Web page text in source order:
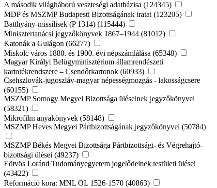
A második világháború veszteségi adatbázisa (124345)
MDP és MSZMP Budapesti Bizottságának iratai (123205)
Batthyány-missilisek (P 1314) (115444)
Minisztertanácsi jegyzőkönyvek 1867–1944 (81012)
Katonák a Gulágon (66277)
Miskolc város 1880. és 1900. évi népszámlálása (65348)
Magyar Királyi Belügyminisztérium államrendészeti
kartotékrendszere – Csendőrkartonok (60933)
Csehszlovák-jugoszláv-magyar népességmozgás - lakosságcsere
(60155)
MSZMP Somogy Megyei Bizottsága üléseinek jegyzőkönyvei
(58321)
Mikrofilm anyakönyvek (58148)
MSZMP Heves Megyei Pártbizottságának jegyzőkönyvei (50784)
MSZMP Békés Megyei Bizottsága Pártbizottsági- és Végrehajtó-
bizottsági ülései (49237)
Eötvös Loránd Tudományegyetem jogelődeinek testületi ülései
(43422)
Reformáció kora: MNL OL 1526-1570 (40863)